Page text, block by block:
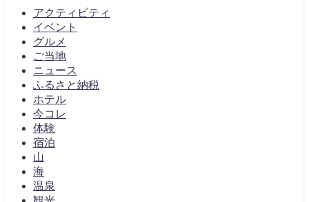
アクティビティ
イベント
グルメ
ご当地
ニュース
ふるさと納税
ホテル
今コレ
体験
宿泊
山
海
温泉